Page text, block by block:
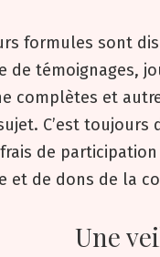
formules sont
de témoignages,
complètes et
C’est toujours
de
et de dons de la
Une